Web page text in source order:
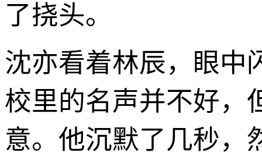
了挠头。
沈亦看着林辰，眼中
校里的名声并不好，
意。他沉默了几秒，